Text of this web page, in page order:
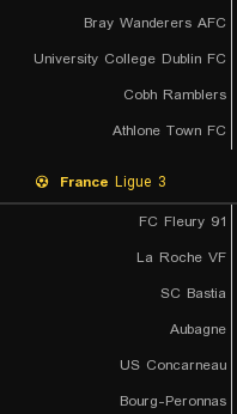
Bray Wanderers AFC
University College Dublin FC
Cobh Ramblers
Athlone Town FC
France Ligue 3
FC Fleury 91
La Roche VF
SC Bastia
Aubagne
US Concarneau
Bourg-Peronnas